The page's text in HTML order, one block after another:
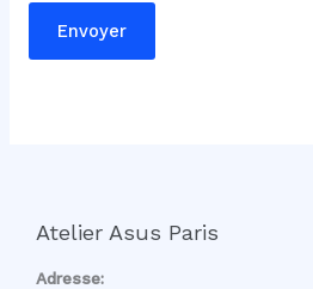
i
Envoyer
Atelier Asus Paris
Adresse: